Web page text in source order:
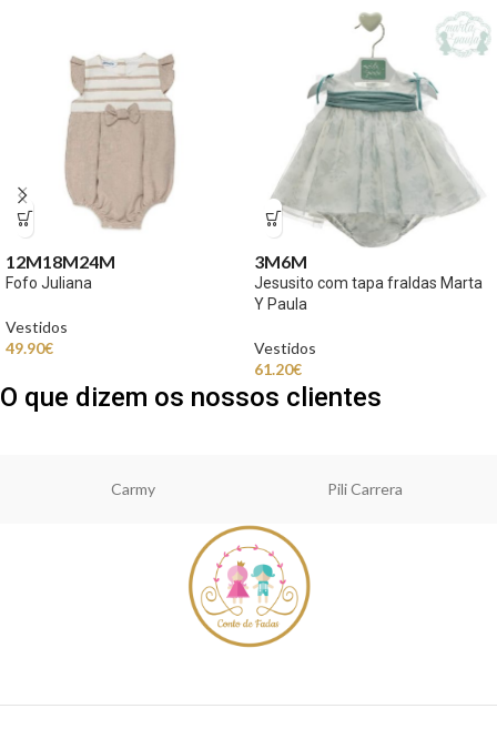
12M18M24M
Fofo Juliana
Vestidos
49.90€
3M6M
Jesusito com tapa fraldas Marta
Y Paula
Vestidos
61.20€
O que dizem os nossos clientes
Carmy Pili Carrera